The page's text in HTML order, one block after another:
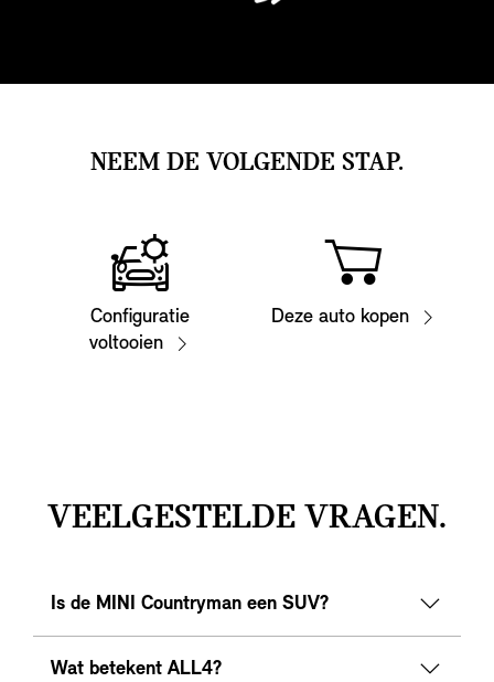
NEEM DE VOLGENDE STAP.
Configuratie
voltooien
Deze auto kopen
VEELGESTELDE VRAGEN.
Is de MINI Countryman een SUV?
Wat betekent ALL4?